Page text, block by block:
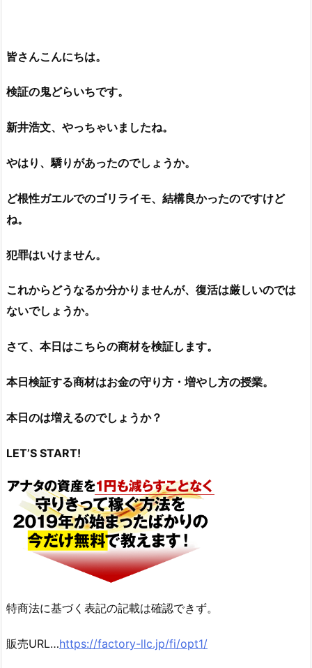
皆さんこんにちは。
検証の鬼どらいちです。
新井浩文、やっちゃいましたね。
やはり、驕りがあったのでしょうか。
ど根性ガエルでのゴリライモ、結構良かったのですけど
ね。
犯罪はいけません。
これからどうなるか分かりませんが、復活は厳しいのでは
ないでしょうか。
さて、本日はこちらの商材を検証します。
本日検証する商材はお金の守り方・増やし方の授業。
本日のは増えるのでしょうか？
LET’S START!
特商法に基づく表記の記載は確認できず。
販売URL…https://factory-llc.jp/fi/opt1/